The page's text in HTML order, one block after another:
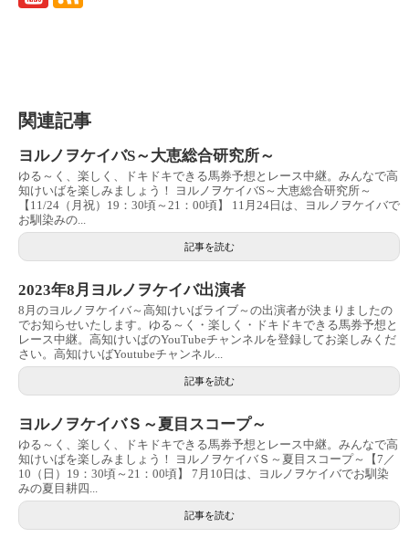
関連記事
ヨルノヲケイバS～大恵総合研究所～
ゆる～く、楽しく、ドキドキできる馬券予想とレース中継。みんなで高
知けいばを楽しみましょう！ ヨルノヲケイバS～大恵総合研究所～
【11/24（月祝）19：30頃～21：00頃】 11月24日は、ヨルノヲケイバで
お馴染みの...
記事を読む
2023年8月ヨルノヲケイバ出演者
8月のヨルノヲケイバ～高知けいばライブ～の出演者が決まりましたの
でお知らせいたします。ゆる～く・楽しく・ドキドキできる馬券予想と
レース中継。高知けいばのYouTubeチャンネルを登録してお楽しみくだ
さい。高知けいばYoutubeチャンネル...
記事を読む
ヨルノヲケイバＳ～夏目スコープ～
ゆる～く、楽しく、ドキドキできる馬券予想とレース中継。みんなで高
知けいばを楽しみましょう！ ヨルノヲケイバＳ～夏目スコープ～【7／
10（日）19：30頃～21：00頃】 7月10日は、ヨルノヲケイバでお馴染
みの夏目耕四...
記事を読む